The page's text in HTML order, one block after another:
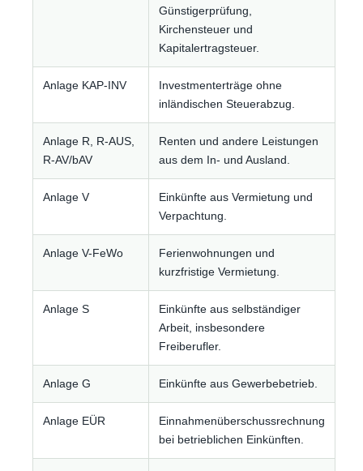
Günstigerprüfung,
Kirchensteuer und
Kapitalertragsteuer.
Anlage KAP-INV
Investmenterträge ohne
inländischen Steuerabzug.
Anlage R, R-AUS,
R-AV/bAV
Renten und andere Leistungen
aus dem In- und Ausland.
Anlage V
Einkünfte aus Vermietung und
Verpachtung.
Anlage V-FeWo
Ferienwohnungen und
kurzfristige Vermietung.
Anlage S
Einkünfte aus selbständiger
Arbeit, insbesondere
Freiberufler.
Anlage G Einkünfte aus Gewerbebetrieb.
Anlage EÜR
Einnahmenüberschussrechnung
bei betrieblichen Einkünften.